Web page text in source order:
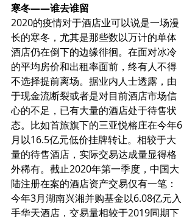
寒冬——谁去谁留
2020的疫情对于酒店业可以说是一场漫
长的寒冬，尤其是那些数以万计的单体
酒店仍在倒下的边缘徘徊。在面对冰冷
的平均房价和出租率面前，终有人不得
不选择提前离场。据业内人士透露，由
于现金流断裂或者是对目前酒店市场信
心的不足，已有大量的酒店处于待售状
态。比如首旅旗下的三亚悦榕庄在今年6
月以16.5亿元低价挂牌转让。相较于大
量的待售酒店，实际交易达成量显得格
外稀有。截止2020年第一季度，中国大
陆注册在案的酒店资产交易仅有一笔：
今年3月湖南兴湘并购基金以6.08亿元入
手华天酒店，交易量相较于2019同期下